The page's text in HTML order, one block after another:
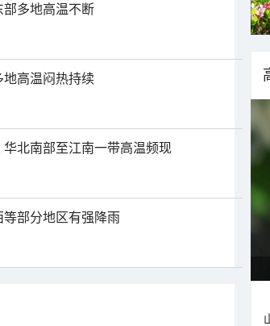
部多地高温不断
高温闷热持续
北南部至江南一带高温频现
部分地区有强降雨